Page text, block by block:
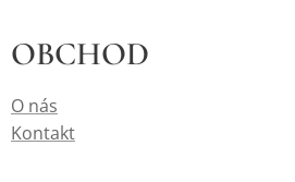
OBCHOD
O nás
Kontakt